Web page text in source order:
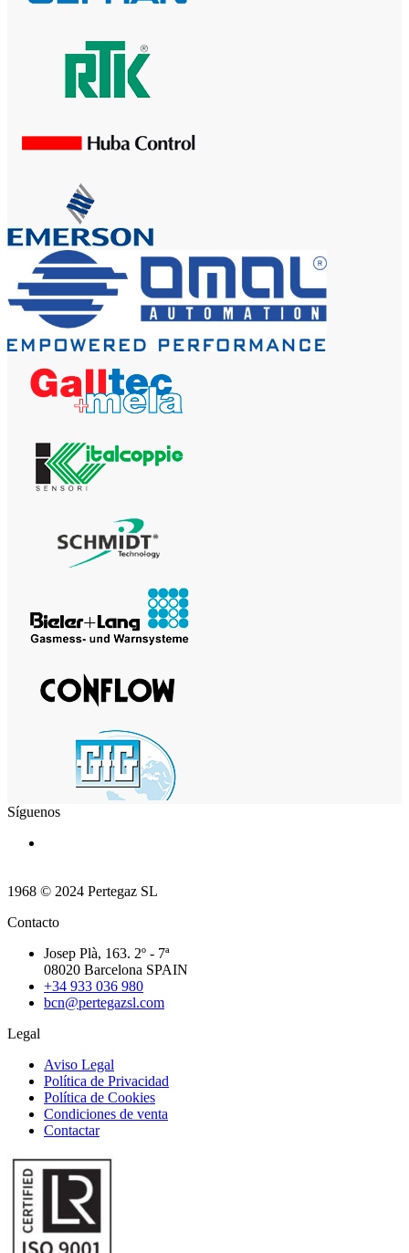
Síguenos
1968 © 2024 Pertegaz SL
Contacto
Josep Plà, 163. 2º - 7ª
08020 Barcelona SPAIN
+34 933 036 980
bcn@pertegazsl.com
Legal
Aviso Legal
Política de Privacidad
Política de Cookies
Condiciones de venta
Contactar